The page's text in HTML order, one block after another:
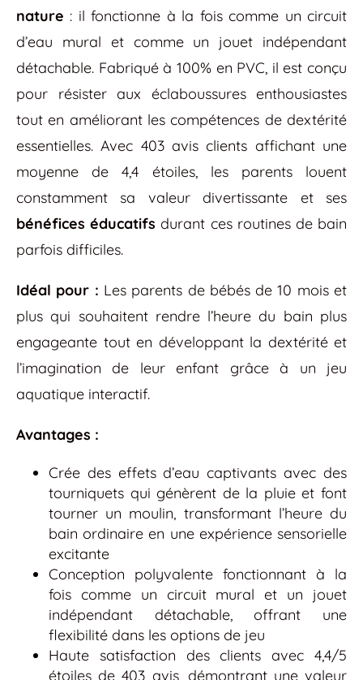
nature : il fonctionne à la fois comme un circuit
d’eau mural et comme un jouet indépendant
détachable. Fabriqué à 100% en PVC, il est conçu
pour résister aux éclaboussures enthousiastes
tout en améliorant les compétences de dextérité
essentielles. Avec 403 avis clients affichant une
moyenne de 4,4 étoiles, les parents louent
constamment sa valeur divertissante et ses
bénéfices éducatifs durant ces routines de bain
parfois difficiles.
Idéal pour : Les parents de bébés de 10 mois et
plus qui souhaitent rendre l’heure du bain plus
engageante tout en développant la dextérité et
l’imagination de leur enfant grâce à un jeu
aquatique interactif.
Avantages :
Crée des effets d’eau captivants avec des
tourniquets qui génèrent de la pluie et font
tourner un moulin, transformant l’heure du
bain ordinaire en une expérience sensorielle
excitante
Conception polyvalente fonctionnant à la
fois comme un circuit mural et un jouet
indépendant détachable, offrant une
flexibilité dans les options de jeu
Haute satisfaction des clients avec 4,4/5
étoiles de 403 avis, démontrant une valeur